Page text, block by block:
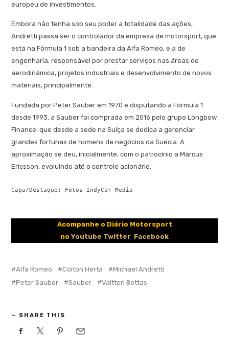
europeu de investimentos.
Embora não tenha sob seu poder a totalidade das ações,
Andretti passa ser o controlador da empresa de motorsport, que
está na Fórmula 1 sob a bandeira da Alfa Romeo, e a de
engenharia, responsável por prestar serviços nas áreas de
aerodinâmica, projetos industriais e desenvolvimento de novos
materiais, principalmente.
Fundada por Peter Sauber em 1970 e disputando a Fórmula 1
desde 1993, a Sauber foi comprada em 2016 pelo grupo Longbow
Finance, que desde a sede na Suíça se dedica a gerenciar
grandes fortunas de homens de negócios da Suécia. A
aproximação se deu, inicialmente, com o patrocínio a Marcus
Ericsson, evoluindo até o controle acionário.
Capa/Destaque: Fotos IndyCar Media
Acompanhe o Diário Motorsport
no Youtube Twitter Facebook
Alfa Romeo Colton Herta
Michael Andretti
Peter Sauber
Sauber Valtteri Bottas
SHARE THIS